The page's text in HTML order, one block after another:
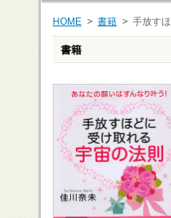
HOME 書籍 手放す
書籍